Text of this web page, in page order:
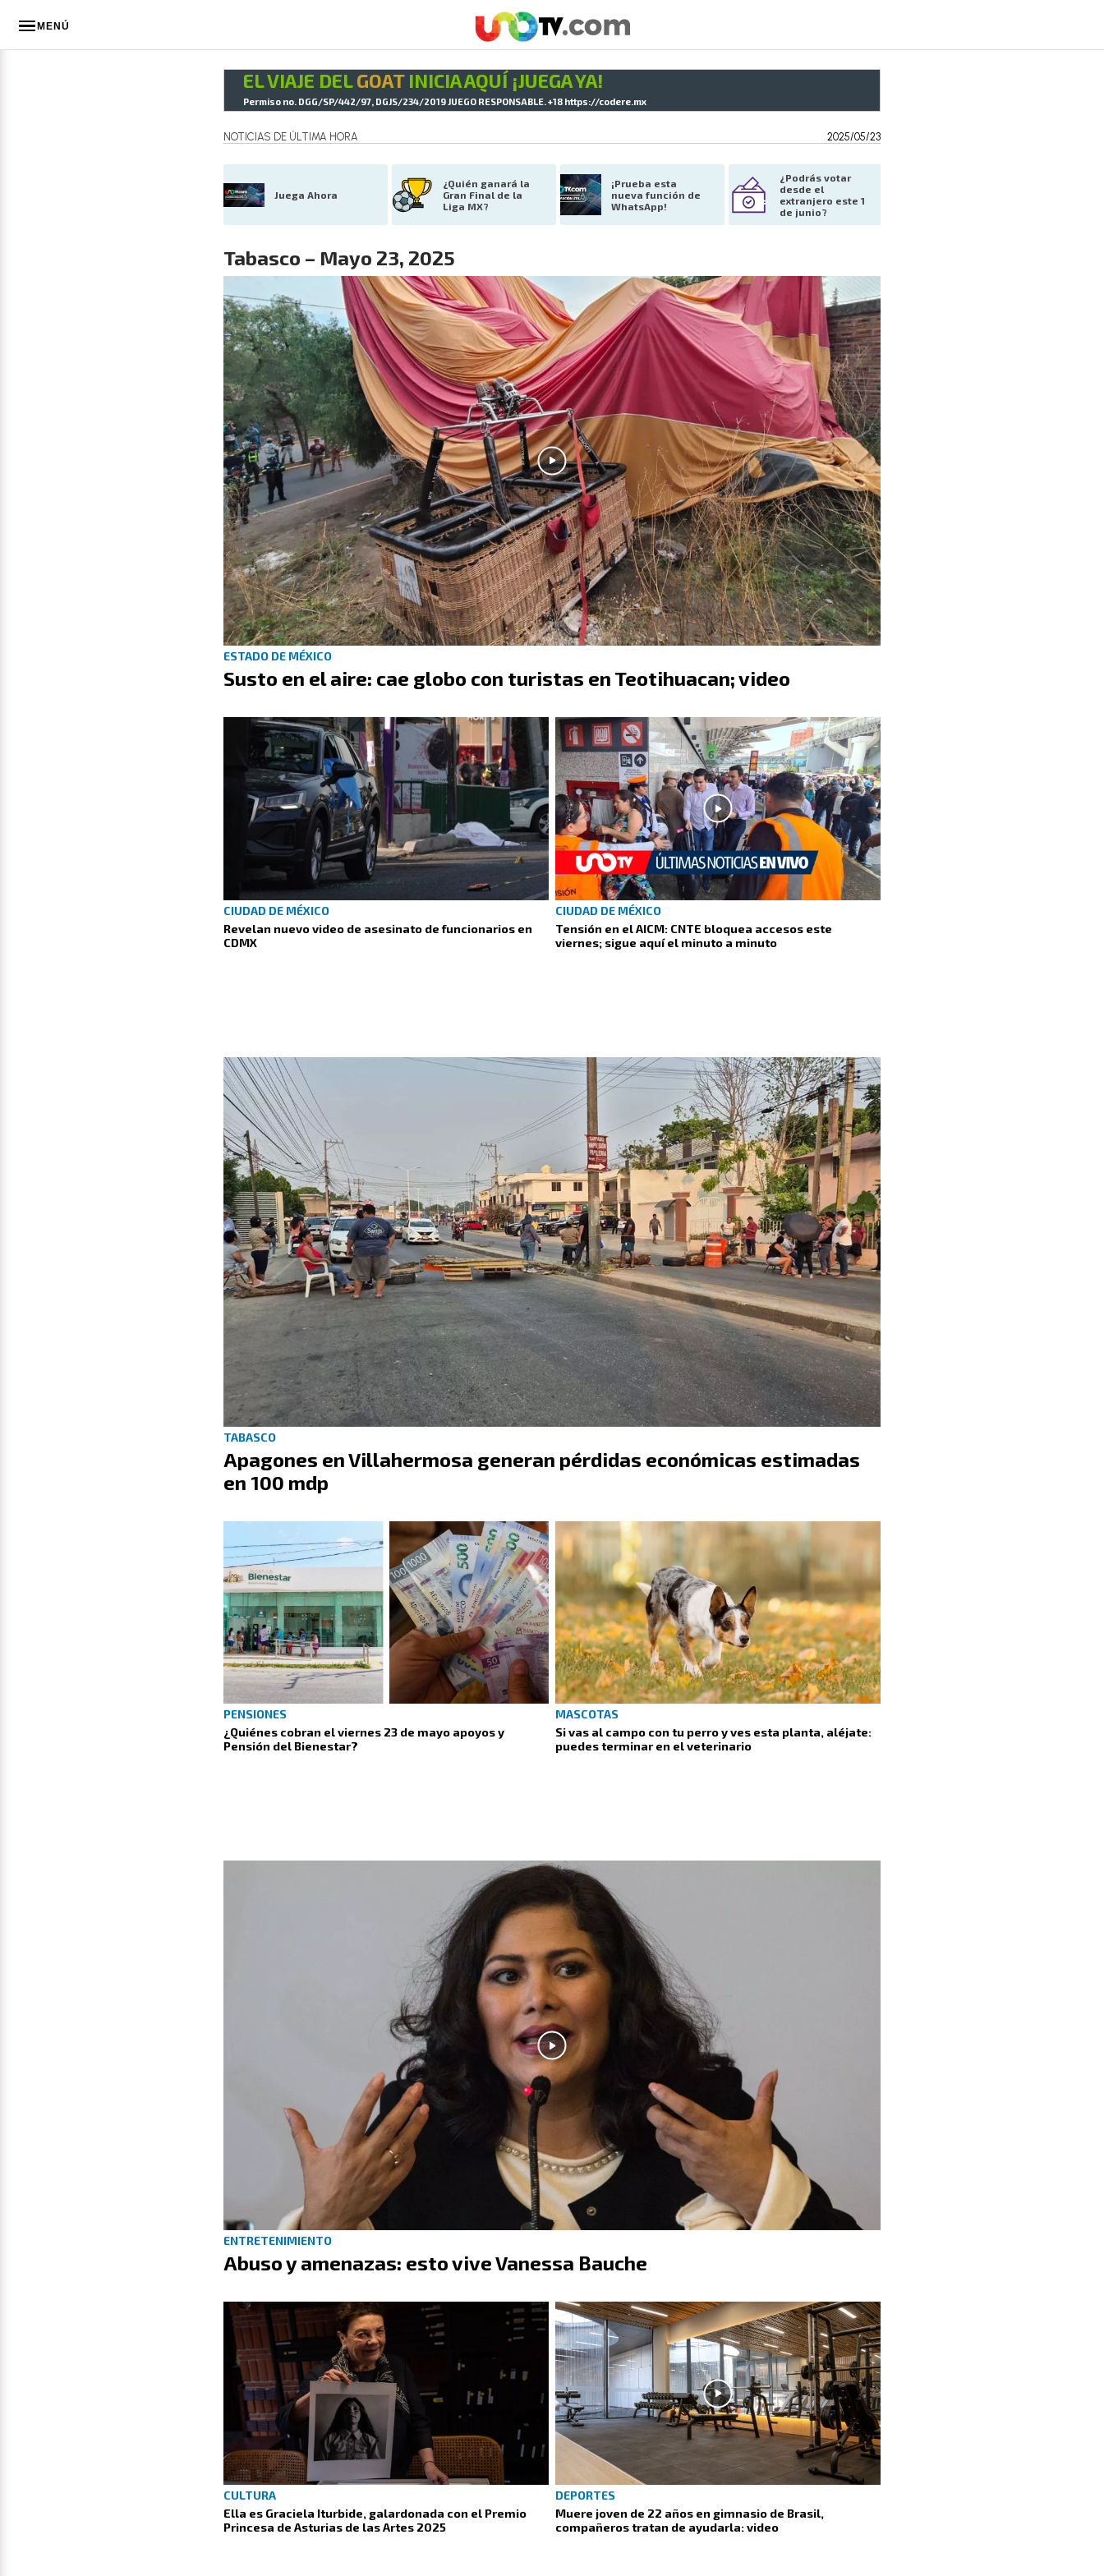
MENÚ
EL VIAJE DELGOATINICIA AQUÍ ¡JUEGA YA!
Permiso no. DGG/SP/442/97, DGJS/234/2019 JUEGO RESPONSABLE. +18 https://codere.mx
NOTICIAS DE ÚLTIMA HORA 2025/05/23
Juega Ahora
¿Quién ganará la
Gran Final de la
Liga MX?
¡Prueba esta
nueva función de
WhatsApp!
¿Podrás votar
desde el
extranjero este 1
de junio?
Tabasco – Mayo 23, 2025
ESTADO DE MÉXICO
Susto en el aire: cae globo con turistas en Teotihuacan; video
CIUDAD DE MÉXICO
Revelan nuevo video de asesinato de funcionarios en
CDMX
CIUDAD DE MÉXICO
Tensión en el AICM: CNTE bloquea accesos este
viernes; sigue aquí el minuto a minuto
TABASCO
Apagones en Villahermosa generan pérdidas económicas estimadas
en 100 mdp
PENSIONES
¿Quiénes cobran el viernes 23 de mayo apoyos y
Pensión del Bienestar?
MASCOTAS
Si vas al campo con tu perro y ves esta planta, aléjate:
puedes terminar en el veterinario
ENTRETENIMIENTO
Abuso y amenazas: esto vive Vanessa Bauche
CULTURA
Ella es Graciela Iturbide, galardonada con el Premio
Princesa de Asturias de las Artes 2025
DEPORTES
Muere joven de 22 años en gimnasio de Brasil,
compañeros tratan de ayudarla: video